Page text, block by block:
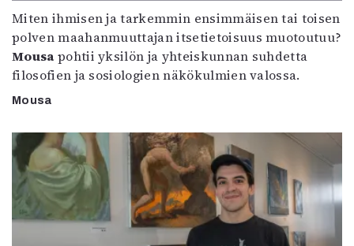
Miten ihmisen ja tarkemmin ensimmäisen tai toisen
polven maahanmuuttajan itsetietoisuus muotoutuu?
Mousa pohtii yksilön ja yhteiskunnan suhdetta
filosofien ja sosiologien näkökulmien valossa.
Mousa